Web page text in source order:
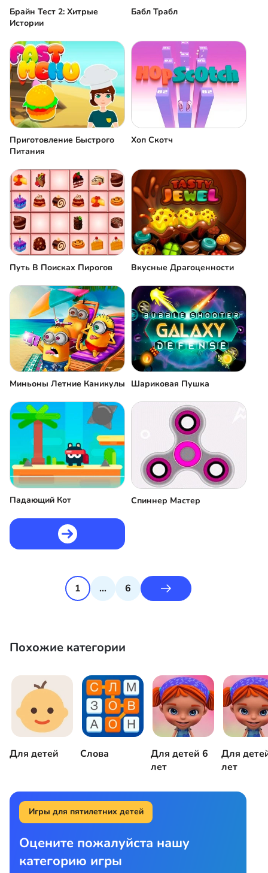
Брайн Тест 2: Хитрые
Истории
Бабл Трабл
Приготовление Быстрого
Питания
Хоп Скотч
Путь В Поисках Пирогов Вкусные Драгоценности
Миньоны Летние Каникулы Шариковая Пушка
Падающий Кот Спиннер Мастер
1 ... 6
Похожие категории
Для детей Слова
Для детей 6
лет
Для
лет
Игры для пятилетних детей
Оцените пожалуйста нашу
категорию игры